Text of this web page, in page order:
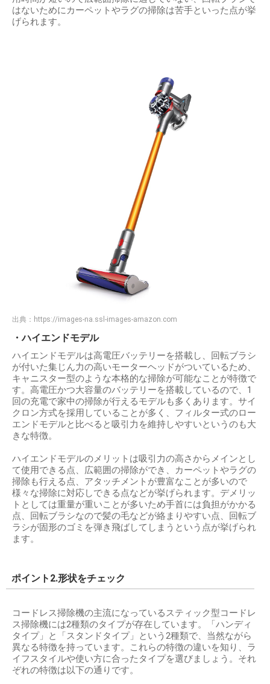
はないためにカーペットやラグの掃除は苦手といった点が挙
げられます。
出典： https://images-na.ssl-images-amazon.com
・ハイエンドモデル
ハイエンドモデルは高電圧バッテリーを搭載し、回転ブラシ
が付いた集じん力の高いモーターヘッドがついているため、
キャニスター型のような本格的な掃除が可能なことが特徴で
す。高電圧かつ大容量のバッテリーを搭載しているので、1
回の充電で家中の掃除が行えるモデルも多くあります。サイ
クロン方式を採用していることが多く、フィルター式のロー
エンドモデルと比べると吸引力を維持しやすいというのも大
きな特徴。
ハイエンドモデルのメリットは吸引力の高さからメインとし
て使用できる点、広範囲の掃除ができ、カーペットやラグの
掃除も行える点、アタッチメントが豊富なことが多いので
様々な掃除に対応しできる点などが挙げられます。デメリッ
トとしては重量が重いことが多いため手首には負担がかかる
点、回転ブラシなので髪の毛などが絡まりやすい点、回転ブ
ラシが固形のゴミを弾き飛ばしてしまうという点が挙げられ
ます。
ポイント2.形状をチェック
コードレス掃除機の主流になっているスティック型コードレ
ス掃除機には2種類のタイプが存在しています。「ハンディ
タイプ」と「スタンドタイプ」という2種類で、当然ながら
異なる特徴を持っています。これらの特徴の違いを知り、ラ
イフスタイルや使い方に合ったタイプを選びましょう。それ
ぞれの特徴は以下の通りです。